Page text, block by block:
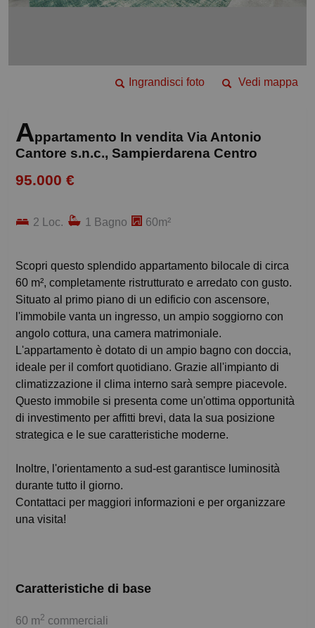
Vedi mappa
Ingrandisci foto
Appartamento In vendita Via Antonio
Cantore s.n.c., Sampierdarena Centro
95.000 €
2 Loc. 1 Bagno 60m²
Scopri questo splendido appartamento bilocale di circa
60 m², completamente ristrutturato e arredato con gusto.
Situato al primo piano di un edificio con ascensore,
l'immobile vanta un ingresso, un ampio soggiorno con
angolo cottura, una camera matrimoniale.
L'appartamento è dotato di un ampio bagno con doccia,
ideale per il comfort quotidiano. Grazie all'impianto di
climatizzazione il clima interno sarà sempre piacevole.
Questo immobile si presenta come un'ottima opportunità
di investimento per affitti brevi, data la sua posizione
strategica e le sue caratteristiche moderne.
Inoltre, l'orientamento a sud-est garantisce luminosità
durante tutto il giorno.
Contattaci per maggiori informazioni e per organizzare
una visita!
Caratteristiche di base
60 m2 commerciali